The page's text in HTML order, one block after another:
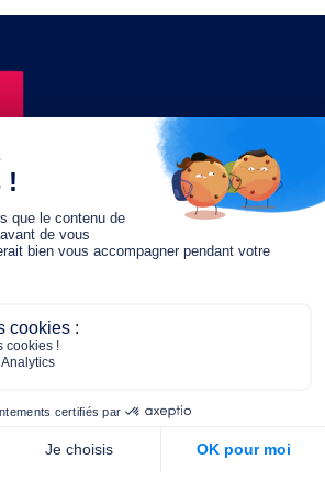
s’engage à
prévention santé
Hénocque
13